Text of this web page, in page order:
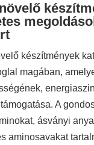
készítmények
magában,
A
ásványi
aminosavakat